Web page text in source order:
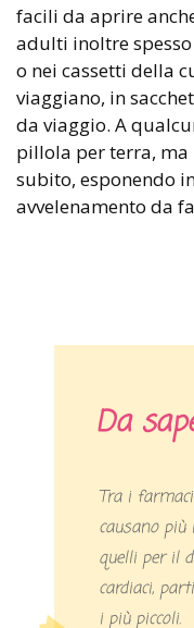
facili da aprire
adulti inoltre
o nei cassetti della
viaggiano, in
da viaggio. A
pillola per terra, ma
subito, esponendo
avvelenamento da
Da
Tra i farmaci lasciati incustoditi che
causano più
quelli per il
cardiaci,
i più piccoli.